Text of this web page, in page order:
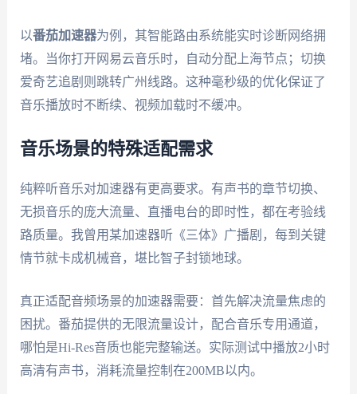
以番茄加速器为例，其智能路由系统能实时诊断网络拥
堵。当你打开网易云音乐时，自动分配上海节点；切换
爱奇艺追剧则跳转广州线路。这种毫秒级的优化保证了
音乐播放时不断续、视频加载时不缓冲。
音乐场景的特殊适配需求
纯粹听音乐对加速器有更高要求。有声书的章节切换、
无损音乐的庞大流量、直播电台的即时性，都在考验线
路质量。我曾用某加速器听《三体》广播剧，每到关键
情节就卡成机械音，堪比智子封锁地球。
真正适配音频场景的加速器需要：首先解决流量焦虑的
困扰。番茄提供的无限流量设计，配合音乐专用通道，
哪怕是Hi-Res音质也能完整输送。实际测试中播放2小时
高清有声书，消耗流量控制在200MB以内。